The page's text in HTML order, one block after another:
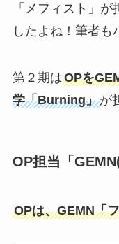
「メフィスト」
したよね！筆者
第２期はOPを
学「Burning」が
OP担当「
OPは、GEMN「